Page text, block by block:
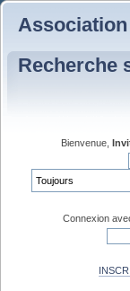
Recherche
Bienvenue,
Connexion